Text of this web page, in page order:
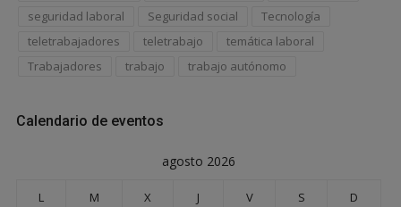
seguridad laboral
Seguridad social
Tecnología
teletrabajadores
teletrabajo
temática laboral
Trabajadores
trabajo trabajo autónomo
Calendario de eventos
agosto 2026
L M X J V S D